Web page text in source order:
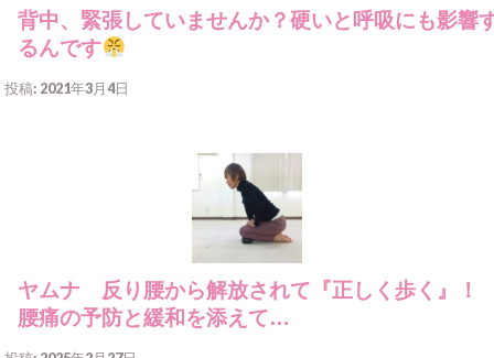
背中、緊張していませんか？硬いと呼吸にも影響
るんです
投稿: 2021年3月4日
ヤムナ 反り腰から解放されて『正しく歩く』
腰痛の予防と緩和を添えて…